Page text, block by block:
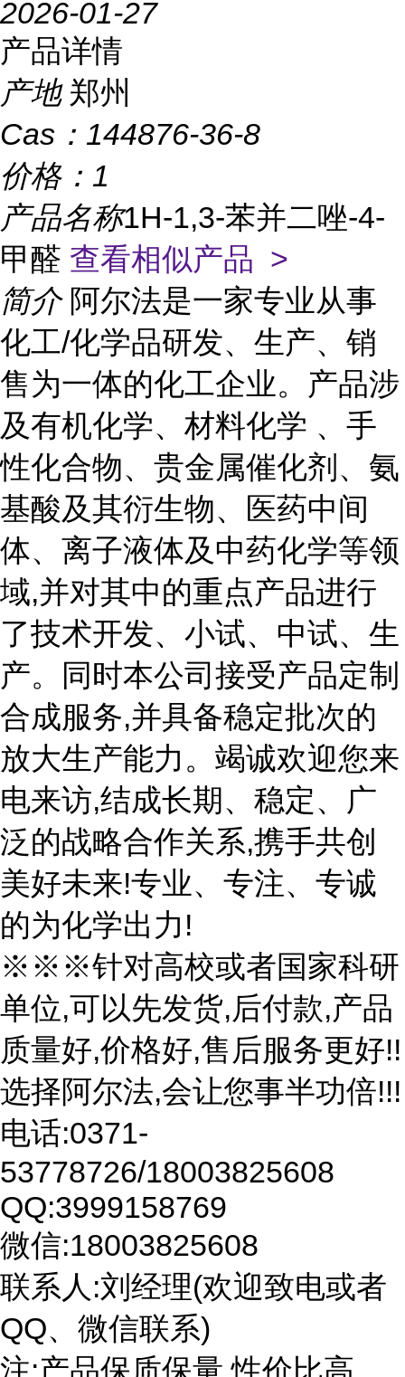
2026-01-27
产品详情
产地 郑州
Cas： 144876-36-8
价格： 1
产品名称1H-1,3-苯并二唑-4-
甲醛 查看相似产品 >
简介 阿尔法是一家专业从事
化工/化学品研发、生产、销
售为一体的化工企业。产品涉
及有机化学、材料化学 、手
性化合物、贵金属催化剂、氨
基酸及其衍生物、医药中间
体、离子液体及中药化学等领
域,并对其中的重点产品进行
了技术开发、小试、中试、生
产。同时本公司接受产品定制
合成服务,并具备稳定批次的
放大生产能力。竭诚欢迎您来
电来访,结成长期、稳定、广
泛的战略合作关系,携手共创
美好未来!专业、专注、专诚
的为化学出力!
※※※针对高校或者国家科研
单位,可以先发货,后付款,产品
质量好,价格好,售后服务更好!!
选择阿尔法,会让您事半功倍!!!
电话:0371-
53778726/18003825608
QQ:3999158769
微信:18003825608
联系人:刘经理(欢迎致电或者
QQ、微信联系)
注:产品保质保量,性价比高。